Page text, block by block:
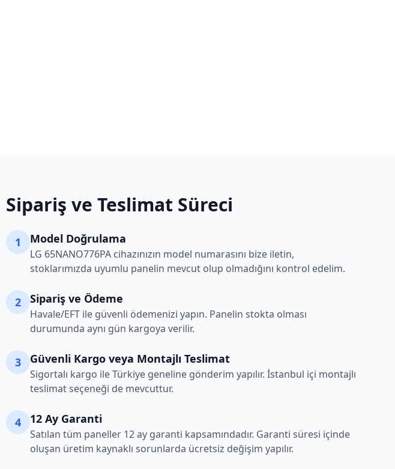
Sipariş ve Teslimat Süreci
1 Model Doğrulama
LG 65NANO776PA cihazınızın model numarasını bize iletin,
stoklarımızda uyumlu panelin mevcut olup olmadığını kontrol edelim.
2 Sipariş ve Ödeme
Havale/EFT ile güvenli ödemenizi yapın. Panelin stokta olması
durumunda aynı gün kargoya verilir.
3 Güvenli Kargo veya Montajlı Teslimat
Sigortalı kargo ile Türkiye geneline gönderim yapılır. İstanbul içi montajlı
teslimat seçeneği de mevcuttur.
4 12 Ay Garanti
Satılan tüm paneller 12 ay garanti kapsamındadır. Garanti süresi içinde
oluşan üretim kaynaklı sorunlarda ücretsiz değişim yapılır.